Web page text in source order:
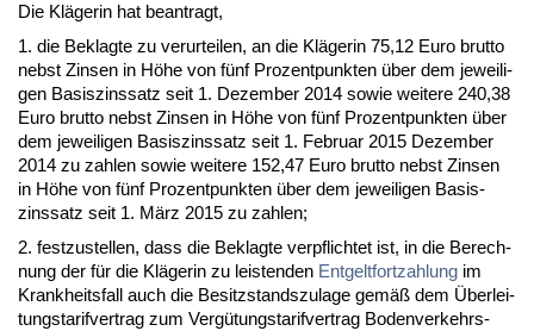
Die Kläge­rin hat be­an­tragt,
1. die Be­klag­te zu ver­ur­tei­len, an die Kläge­rin 75,12 Eu­ro brut­to
nebst Zin­sen in Höhe von fünf Pro­zent­punk­ten über dem je­wei­li­
gen Ba­sis­zins­satz seit 1. De­zem­ber 2014 so­wie wei­te­re 240,38
Eu­ro brut­to nebst Zin­sen in Höhe von fünf Pro­zent­punk­ten über
dem je­wei­li­gen Ba­sis­zins­satz seit 1. Fe­bru­ar 2015 De­zem­ber
2014 zu zah­len so­wie wei­te­re 152,47 Eu­ro brut­to nebst Zin­sen
in Höhe von fünf Pro­zent­punk­ten über dem je­wei­li­gen Ba­sis­
zins­satz seit 1. März 2015 zu zah­len;
2. fest­zu­stel­len, dass die Be­klag­te ver­pflich­tet ist, in die Be­rech­
nung der für die Kläge­rin zu leis­ten­den Ent­gelt­fort­zah­lung im
Krank­heits­fall auch die Be­sitz­stands­zu­la­ge gemäß dem Über­lei­
tungs­ta­rif­ver­trag zum Vergütungs­ta­rif­ver­trag Bo­den­ver­kehrs­